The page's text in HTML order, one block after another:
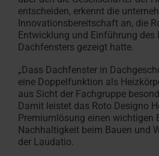
anfordern
für Profis
fenster
Zubehör und
Dachfenster
finden
Kundendienst
anfragen
Experten
Campus
Seminare
Handwerker in
Roto macht's
für Profis
Download-
Techn. Daten,
Broschüren &
entscheiden, erkennt die
Innovationsbereitschaft an, die
Entwicklung und Einführung des
Dachfensters gezeigt hatte.
„Dass Dachfenster in
eine Doppelfunktion als
aus Sicht der Fachgruppe
Damit leistet das Roto Designo
Premiumlösung einen wichtigen
Nachhaltigkeit beim Bauen und
der Laudatio.